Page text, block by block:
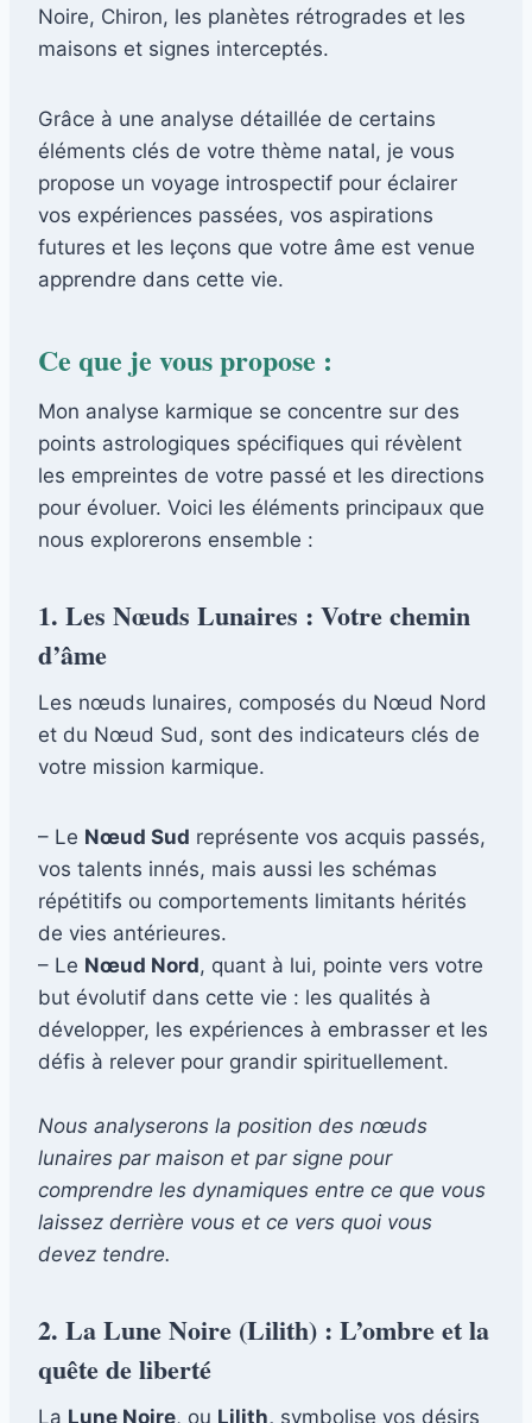
Noire, Chiron, les planètes rétrogrades et les
maisons et signes interceptés.
Grâce à une analyse détaillée de certains
éléments clés de votre thème natal, je vous
propose un voyage introspectif pour éclairer
vos expériences passées, vos aspirations
futures et les leçons que votre âme est venue
apprendre dans cette vie.
Ce que je vous propose :
Mon analyse karmique se concentre sur des
points astrologiques spécifiques qui révèlent
les empreintes de votre passé et les directions
pour évoluer. Voici les éléments principaux que
nous explorerons ensemble :
1. Les Nœuds Lunaires : Votre chemin
d’âme
Les nœuds lunaires, composés du Nœud Nord
et du Nœud Sud, sont des indicateurs clés de
votre mission karmique.
– Le Nœud Sud représente vos acquis passés,
vos talents innés, mais aussi les schémas
répétitifs ou comportements limitants hérités
de vies antérieures.
– Le Nœud Nord, quant à lui, pointe vers votre
but évolutif dans cette vie : les qualités à
développer, les expériences à embrasser et les
défis à relever pour grandir spirituellement.
Nous analyserons la position des nœuds
lunaires par maison et par signe pour
comprendre les dynamiques entre ce que vous
laissez derrière vous et ce vers quoi vous
devez tendre.
2. La Lune Noire (Lilith) : L’ombre et la
quête de liberté
La Lune Noire, ou Lilith, symbolise vos désirs